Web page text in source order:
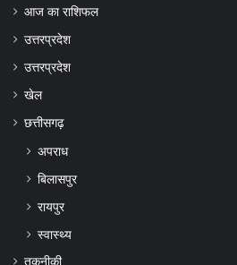
आज का राशिफल
उत्तरप्रदेश
उत्तरप्रदेश
खेल
छत्तीसगढ़
अपराध
बिलासपुर
रायपुर
स्वास्थ्य
तकनीकी